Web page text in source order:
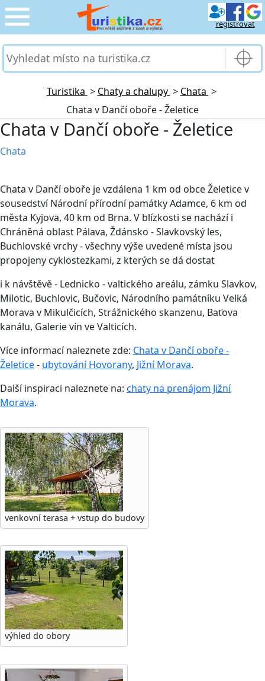
registrovat
CESTOVÁNÍ
PRO TURISTY ›
MOJE TURISTIKA
Turistika > Chaty a chalupy > Chata >
Chata v Dančí oboře - Želetice
Chata v Dančí oboře - Želetice
Chata
Chata v Dančí oboře je vzdálena 1 km od obce Želetice v
sousedství Národní přírodní památky Adamce, 6 km od
města Kyjova, 40 km od Brna. V blízkosti se nachází i
Chráněná oblast Pálava, Ždánsko - Slavkovský les,
Buchlovské vrchy - všechny výše uvedené místa jsou
propojeny cyklostezkami, z kterých se dá dostat
i k návštěvě - Lednicko - valtického areálu, zámku Slavkov,
Milotic, Buchlovic, Bučovic, Národního památníku Velká
Morava v Mikulčicích, Strážnického skanzenu, Baťova
kanálu, Galerie vín ve Valticích.
Více informací naleznete zde: Chata v Dančí oboře -
Želetice- ubytování Hovorany, Jižní Morava.
Další inspiraci naleznete na: chaty na prenájom Jižní
Morava.
venkovní terasa + vstup do budovy
výhled do obory